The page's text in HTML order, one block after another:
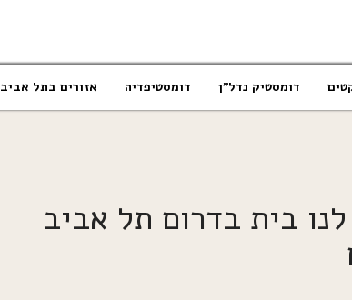
דומסטיק נדל”ן דומסטיפדיה אזורים בתל אביב
בית בדרום תל אביב